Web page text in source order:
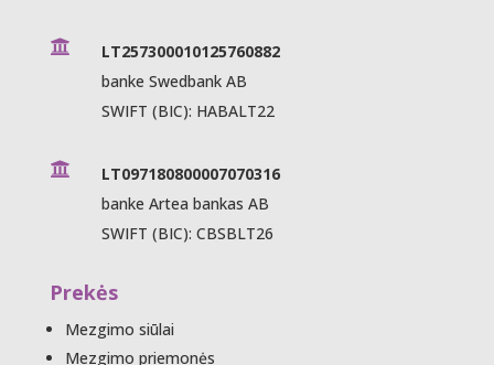

LT257300010125760882
banke Swedbank AB
SWIFT (BIC): HABALT22

LT097180800007070316
banke Artea bankas AB
SWIFT (BIC): CBSBLT26
Prekės
Mezgimo siūlai
Mezgimo priemonės